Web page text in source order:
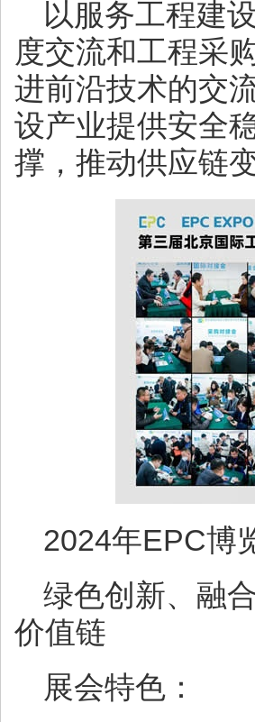
以服务工程建
度交流和工程采
进前沿技术的交
设产业提供安全
撑，推动供应链
2024年EPC博
绿色创新、融
价值链
展会特色：